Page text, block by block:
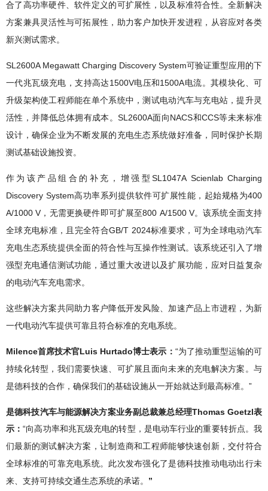
合了高功率硬件、软件定义的可扩展性，以及标准符合性。全新解决
方案兼具灵活性与可拓展性，助力客户加快开发进程，从容应对各类
新兴测试需求。
SL2600A Megawatt Charging Discovery System可验证重型应用的下
一代兆瓦级充电，支持高达1500V电压和 1500A电流。其模块化、可
升级架构使工程师能在单个系统中，测试电动汽车与充电站，提升灵
活性，并降低总体拥有成本。SL2600A面向 NACS和CCS等未来标准
设计，确保企业为不断发展的充电生态系统做好准备，同时保护长期
测试基础设施投资。
作为该产品组合的补充，增强型SL1047A Scienlab Charging
Discovery System高功率系列提供软件可扩展性能，起始规格为400
A/1000 V ，无需更换硬件即可扩展至800 A/1500 V。该系统全面支持
全球充电标准，且完全符合GB/T 2024标准要求，可为全球电动汽车
充电生态系统提供全面的符合性与互操作性测试。该系统还引入了增
强型充电通信测试功能，通过重大改进以及扩展功能，应对日益复杂
的电动汽车充电需求。
这些解决方案共同助力客户降低开发风险、加速产品上市进程，为新
一代电动汽车提供可靠且符合标准的充电系统。
Milence首席技术官Luis Hurtado博士表示： “为了推动重型运输的可
持续化转型，我们需要快速、可扩展且面向未来的充电解决方案。与
是德科技的合作，确保我们的基础设施从一开始就达到最高标准。 ”
是德科技汽车与能源解决方案业务副总裁兼总经理Thomas Goetzl表
示：“向高功率和兆瓦级充电的转型，是电动车行业的重要转折点。我
们最新的测试解决方案，让制造商和工程师能够快速创新，交付符合
全球标准的可靠充电系统。此次发布强化了是德科技推动电动出行未
来、支持可持续交通生态系统的承诺。 ”